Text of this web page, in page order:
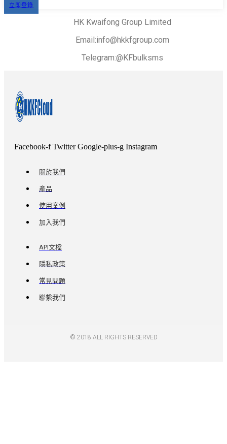
立即登錄
HK Kwaifong Group Limited
Email:info@hkkfgroup.com
Telegram:@KFbulksms
Facebook-f Twitter Google-plus-g Instagram
關於我們
產品
使用案例
加入我們
API文檔
隱私政策
常見問題
聯繫我們
© 2018 ALL RIGHTS RESERVED​